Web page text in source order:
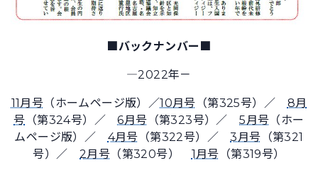
■バックナンバー■
―2022年－
11月号 （ホームページ版）／10月号 （第325号）／ 8月
号 （第324号）／6月号 （第323号）／5月号 （ホー
ムページ版）／ 4月号 （第322号）／3月号 （第321
号）／2月号 （第320号） 1月号 （第319号）